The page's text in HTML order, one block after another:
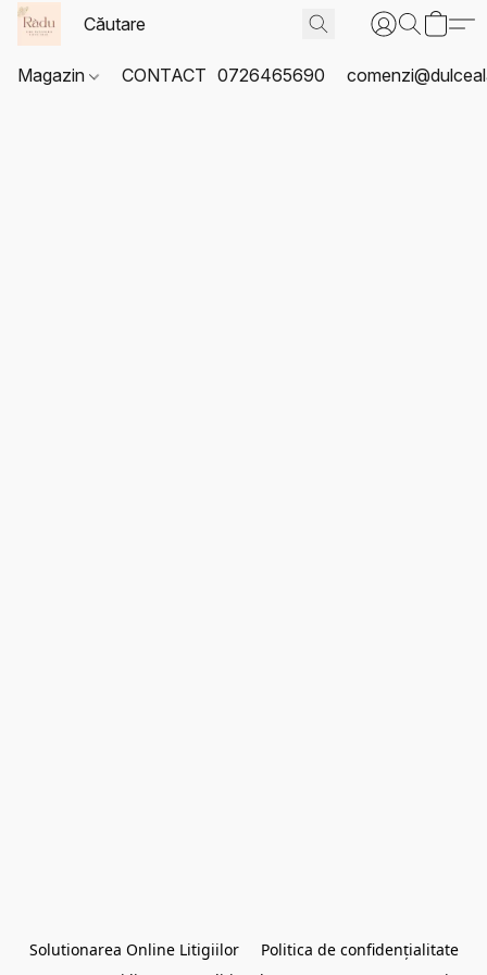
Magazin CONTACT 0726465690
Solutionarea Online Litigiilor
Politica de confidențialitate